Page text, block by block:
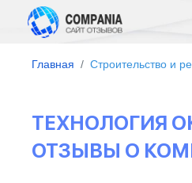
Главная Строительство и
ТЕХНОЛОГИЯ
ОТЗЫВЫ О